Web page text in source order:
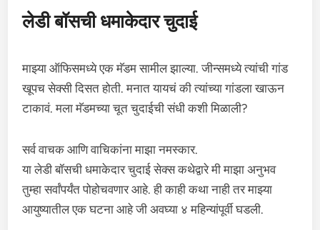
लेडी बॉसची धमाकेदार चुदाई
माझ्या ऑफिसमध्ये एक मॅडम सामील झाल्या. जीन्समध्ये त्यांची गांड
खूपच सेक्सी दिसत होती. मनात यायचं की त्यांच्या गांडला खाऊन
टाकावं. मला मॅडमच्या चूत चुदाईची संधी कशी मिळाली?
सर्व वाचक आणि वाचिकांना माझा नमस्कार.
या लेडी बॉसची धमाकेदार चुदाई सेक्स कथेद्वारे मी माझा अनुभव
तुम्हा सर्वांपर्यंत पोहोचवणार आहे. ही काही कथा नाही तर माझ्या
आयुष्यातील एक घटना आहे जी अवघ्या ४ महिन्यांपूर्वी घडली.